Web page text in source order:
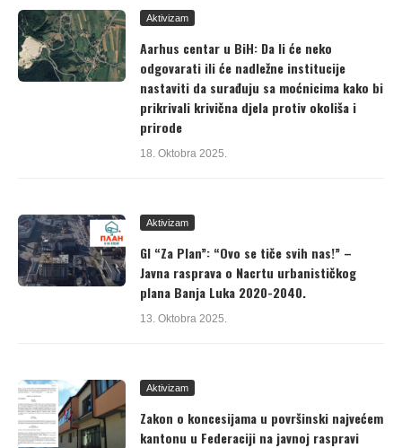
Aktivizam
Aarhus centar u BiH: Da li će neko
odgovarati ili će nadležne institucije
nastaviti da surađuju sa moćnicima kako bi
prikrivali krivična djela protiv okoliša i
prirode
18. Oktobra 2025.
Aktivizam
GI “Za Plan”: “Ovo se tiče svih nas!” –
Javna rasprava o Nacrtu urbanističkog
plana Banja Luka 2020-2040.
13. Oktobra 2025.
Aktivizam
Zakon o koncesijama u površinski najvećem
kantonu u Federaciji na javnoj raspravi